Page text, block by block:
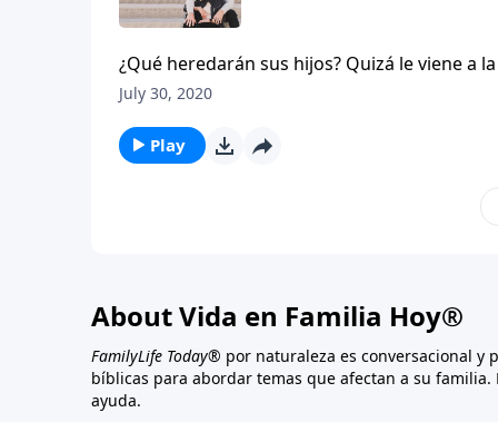
¿Qué heredarán sus hijos? Quizá le viene a
importante que usted le dejará a la próxima
hijos. Alguien dijo que con demasiada
escribirán en nuestras lápidas. Dentro de
July 30, 2020
Play
About Vida en Familia Hoy®
FamilyLife Today® por naturaleza es conversacional y
bíblicas para abordar temas que afectan a su
ayuda.